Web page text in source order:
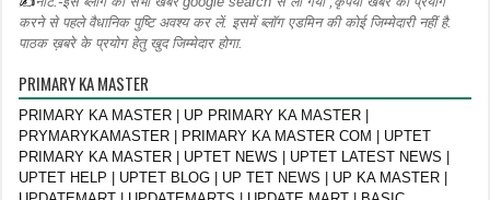
करने से पहले वैधानिक पुष्टि अवश्य कर लें. इसमें ब्लॉग एडमिन की कोई जिम्मेदारी नहीं है.
पाठक ख़बरे के प्रयोग हेतु खुद जिम्मेदार होगा.
PRIMARY KA MASTER
PRIMARY KA MASTER | UP PRIMARY KA MASTER |
PRYMARYKAMASTER | PRIMARY KA MASTER COM | UPTET
PRIMARY KA MASTER | UPTET NEWS | UPTET LATEST NEWS |
UPTET HELP | UPTET BLOG | UP TET NEWS | UP KA MASTER |